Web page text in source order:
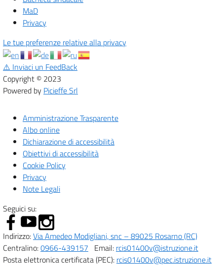
MaD
Privacy
Le tue preferenze relative alla privacy
⚠️ Inviaci un FeedBack
Copyright © 2023
Powered by Picieffe Srl
Amministrazione Trasparente
Albo online
Dichiarazione di accessibilità
Obiettivi di accessibilità
Cookie Policy
Privacy
Note Legali
Seguici su:
Indirizzo:Via Amedeo Modigliani, snc – 89025 Rosarno (RC)
Centralino:0966-439157 Email: rcis01400v@istruzione.it
Posta elettronica certificata (PEC): rcis01400v@pec.istruzione.it